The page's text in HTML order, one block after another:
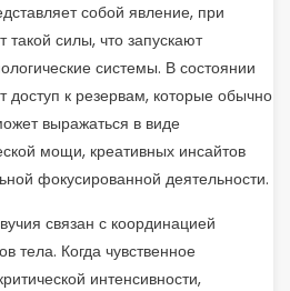
собой явление, при
такой силы, что запускают
системы. В состоянии
доступ к резервам, которые обычно
выражаться в виде
мощи, креативных инсайтов
фокусированной деятельности.
связан с координацией
тела. Когда чувственное
интенсивности,